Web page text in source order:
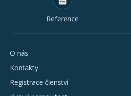
Reference
O nás
Kontakty
Registrace členství